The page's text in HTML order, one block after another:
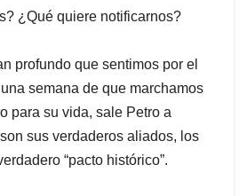
¿Qué quiere notificarnos?
profundo que sentimos por el
semana de que marchamos
para su vida, sale Petro a
sus verdaderos aliados, los
“pacto histórico”.